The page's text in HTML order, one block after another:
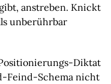
anstreben. Knickt
unberührbar
Diktat
Feind-Schema nicht